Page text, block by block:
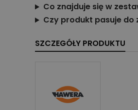
Co znajduje się w
Czy produkt pasuje
SZCZEGÓŁY PRODUKTU